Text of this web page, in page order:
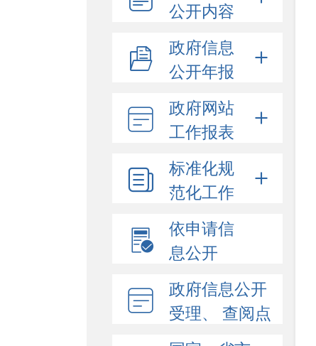
公开内容
政府信息
公开年报
政府网站
工作报表
标准化规
范化工作
依申请信
息公开
政府信息公开
受理、 查阅点